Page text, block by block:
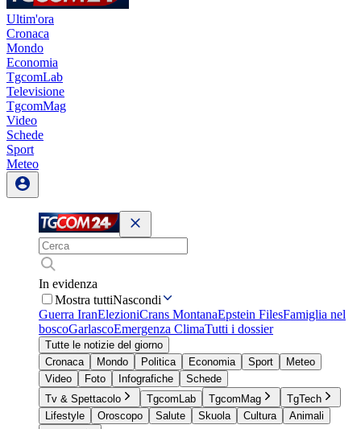
Ultim'ora
Cronaca
Mondo
Economia
TgcomLab
Televisione
TgcomMag
Video
Schede
Sport
Meteo
In evidenza
Mostra tuttiNascondi
Guerra IranElezioniCrans MontanaEpstein FilesFamiglia nel
boscoGarlascoEmergenza ClimaTutti i dossier
Tutte le notizie del giorno
Cronaca
Mondo Politica Economia Sport
Meteo
Video
Foto Infografiche
Schede
Tv & Spettacolo
TgcomLab TgcomMag
TgTech
Lifestyle
Oroscopo Salute Skuola Cultura
Animali